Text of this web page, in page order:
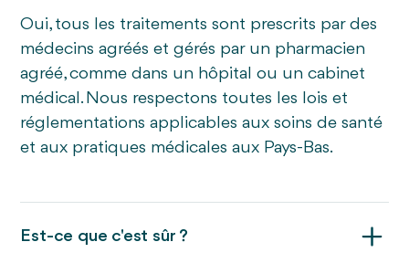
Oui, tous les traitements sont prescrits par des
médecins agréés et gérés par un pharmacien
agréé, comme dans un hôpital ou un cabinet
médical. Nous respectons toutes les lois et
réglementations applicables aux soins de santé
et aux pratiques médicales aux Pays-Bas.
Est-ce que c'est sûr ?